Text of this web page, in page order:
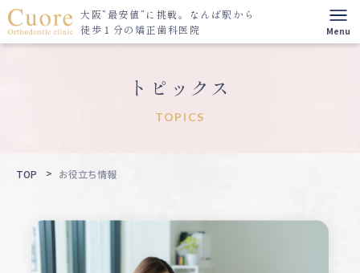
大阪”最安値”に挑戦。 なんば駅から
徒歩１分の矯正歯科医院
トピックス
TOPICS
TOP お役立ち情報